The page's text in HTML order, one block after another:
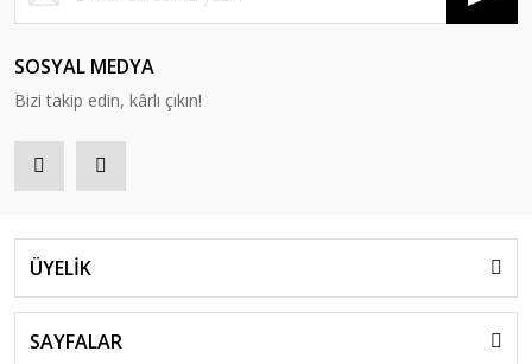
SOSYAL MEDYA
Bizi takip edin, kârlı çıkın!
ÜYELİK
SAYFALAR